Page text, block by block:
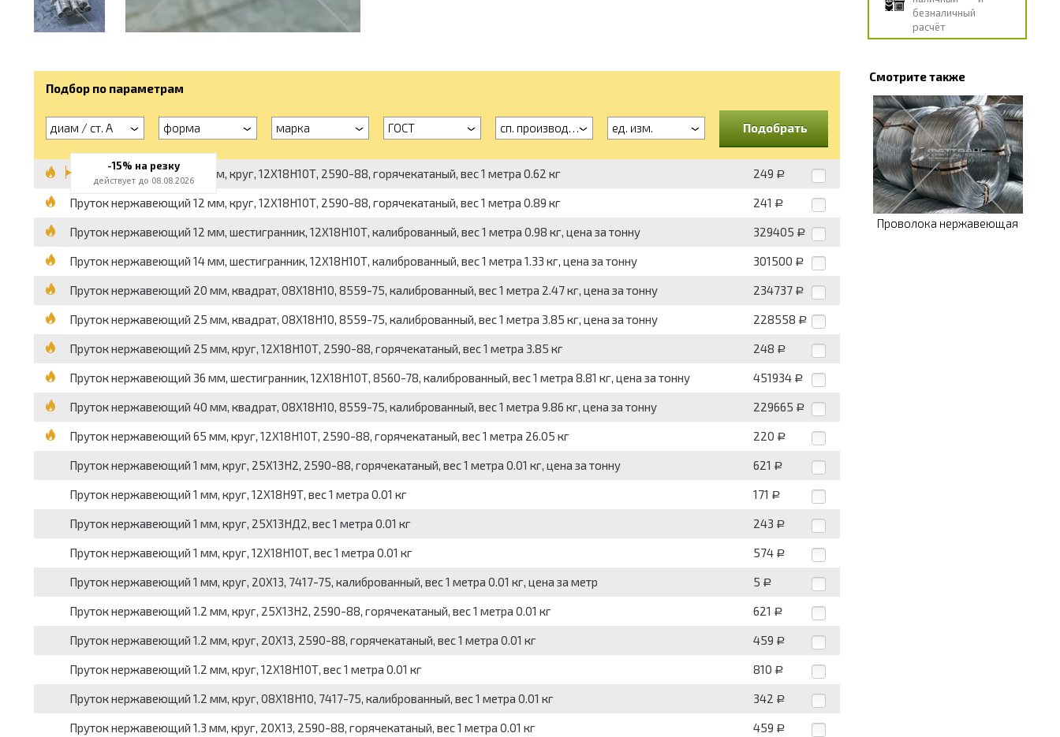
безналичный
расчёт
Подбор по параметрам
диам / ст. А форма марка ГОСТ сп. производства ед. изм. Подобрать
Пруток нержавеющий 10 мм, круг, 12Х18Н10Т, 2590-88, горячекатаный, вес 1 метра 0.62 кг 249 Р
Пруток нержавеющий 12 мм, круг, 12Х18Н10Т, 2590-88, горячекатаный, вес 1 метра 0.89 кг 241 Р
Пруток нержавеющий 12 мм, шестигранник, 12Х18Н10Т, калиброванный, вес 1 метра 0.98 кг, цена за тонну 329405 Р
Пруток нержавеющий 14 мм, шестигранник, 12Х18Н10Т, калиброванный, вес 1 метра 1.33 кг, цена за тонну 301500 Р
Пруток нержавеющий 20 мм, квадрат, 08Х18Н10, 8559-75, калиброванный, вес 1 метра 2.47 кг, цена за тонну 234737 Р
Пруток нержавеющий 25 мм, квадрат, 08Х18Н10, 8559-75, калиброванный, вес 1 метра 3.85 кг, цена за тонну 228558 Р
Пруток нержавеющий 25 мм, круг, 12Х18Н10Т, 2590-88, горячекатаный, вес 1 метра 3.85 кг 248 Р
Пруток нержавеющий 36 мм, шестигранник, 12Х18Н10Т, 8560-78, калиброванный, вес 1 метра 8.81 кг, цена за тонну 451934 Р
Пруток нержавеющий 40 мм, квадрат, 08Х18Н10, 8559-75, калиброванный, вес 1 метра 9.86 кг, цена за тонну 229665 Р
Пруток нержавеющий 65 мм, круг, 12Х18Н10Т, 2590-88, горячекатаный, вес 1 метра 26.05 кг 220 Р
Пруток нержавеющий 1 мм, круг, 25Х13Н2, 2590-88, горячекатаный, вес 1 метра 0.01 кг, цена за тонну 621 Р
Пруток нержавеющий 1 мм, круг, 12Х18Н9Т, вес 1 метра 0.01 кг 171 Р
Пруток нержавеющий 1 мм, круг, 25Х13НД2, вес 1 метра 0.01 кг 243 Р
Пруток нержавеющий 1 мм, круг, 12Х18Н10Т, вес 1 метра 0.01 кг 574 Р
Пруток нержавеющий 1 мм, круг, 20Х13, 7417-75, калиброванный, вес 1 метра 0.01 кг, цена за метр 5 Р
Пруток нержавеющий 1.2 мм, круг, 25Х13Н2, 2590-88, горячекатаный, вес 1 метра 0.01 кг 621 Р
Пруток нержавеющий 1.2 мм, круг, 20Х13, 2590-88, горячекатаный, вес 1 метра 0.01 кг 459 Р
Пруток нержавеющий 1.2 мм, круг, 12Х18Н10Т, вес 1 метра 0.01 кг 810 Р
Пруток нержавеющий 1.2 мм, круг, 08Х18Н10, 7417-75, калиброванный, вес 1 метра 0.01 кг 342 Р
Пруток нержавеющий 1.3 мм, круг, 20Х13, 2590-88, горячекатаный, вес 1 метра 0.01 кг 459 Р
Смотрите также
Проволока нержавеющая
-15% на резку
действует до 08.08.2026